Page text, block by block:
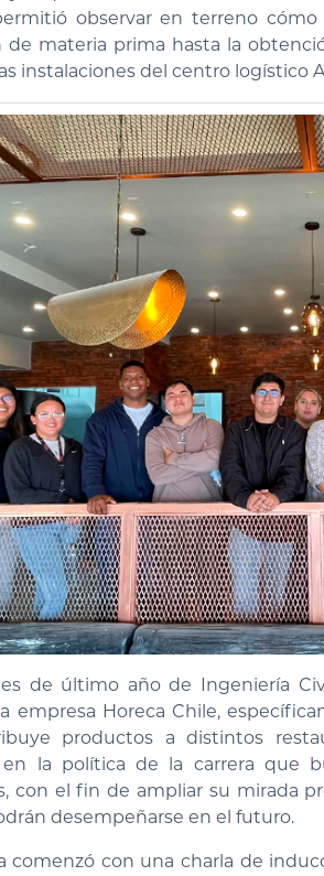
observar en terreno
de materia prima hasta la
instalaciones del centro logístico
de último año de Ingeniería
empresa Horeca Chile,
productos a distintos
la política de la carrera que
con el fin de ampliar su mirada
desempeñarse en el futuro.
comenzó con una charla de